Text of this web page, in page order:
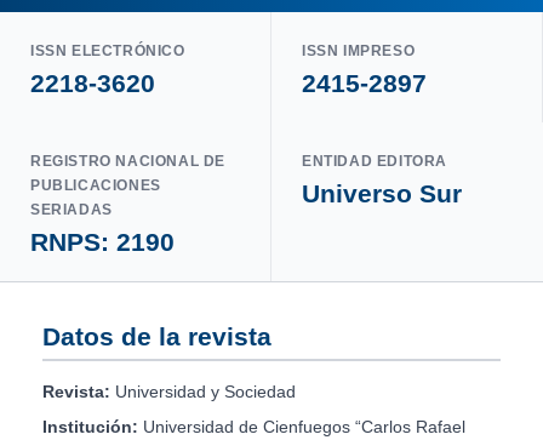
ISSN ELECTRÓNICO
2218-3620
ISSN IMPRESO
2415-2897
REGISTRO NACIONAL DE
PUBLICACIONES
SERIADAS
RNPS: 2190
ENTIDAD EDITORA
Universo Sur
Datos de la revista
Revista: Universidad y Sociedad
Institución: Universidad de Cienfuegos “Carlos Rafael